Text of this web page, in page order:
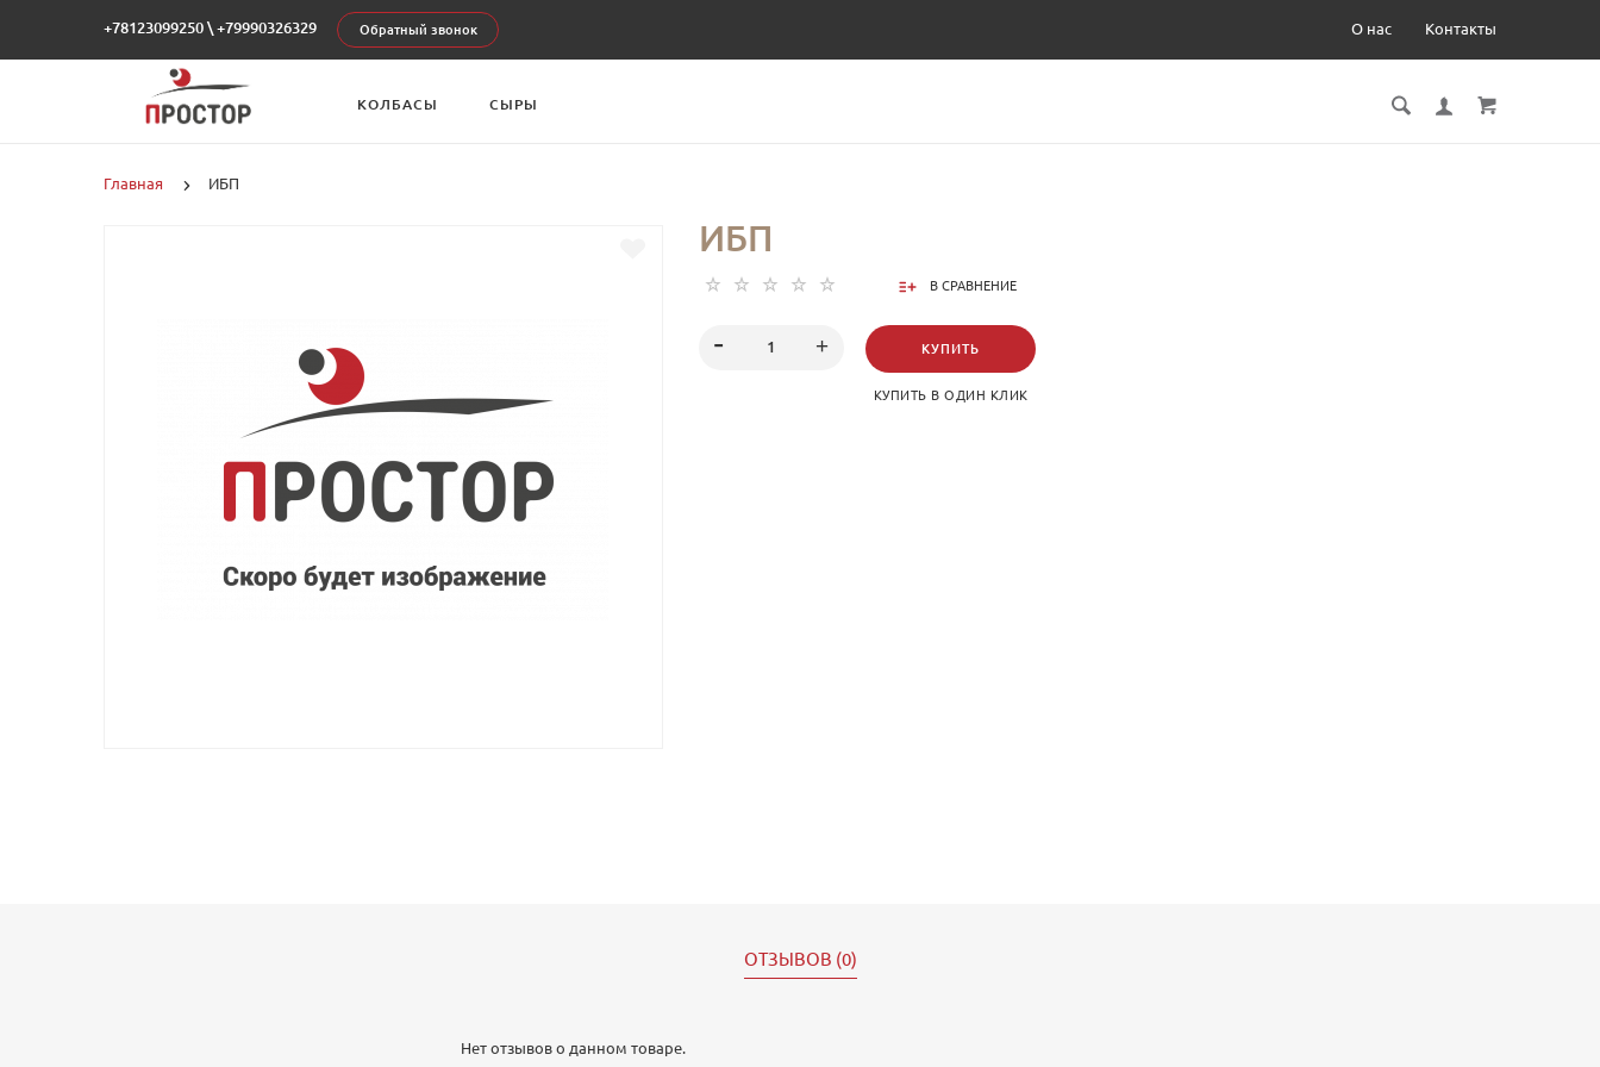
+78123099250 \ +79990326329 Обратный звонок О нас Контакты
КОЛБАСЫ СЫРЫ
Главная ИБП
ИБП
В СРАВНЕНИЕ
КУПИТЬ
КУПИТЬ В ОДИН КЛИК
ОТЗЫВОВ (0)
Нет отзывов о данном товаре.